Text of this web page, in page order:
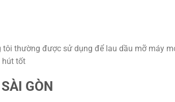
tôi thường được sử dụng để lau dầu mỡ máy
hút tốt
GÒN